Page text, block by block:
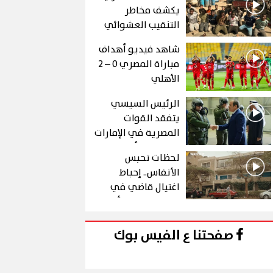
يكشف مخاطر
التنقيب العشوائي
عن الذهب في "درع
الجنوب"
شاهد فيديو أهداف
مباراة المصري 0 – 2
الأهلي
الرئيس السيسي
يتفقد القوات
المصرية في الإمارات
خلال زيارة أخوية
لحظات تحبس
الأنفاس.. إحباط
اغتيال قاضي في
الحلقة 10 من رأس
صفحتنا ع الفيس بوك